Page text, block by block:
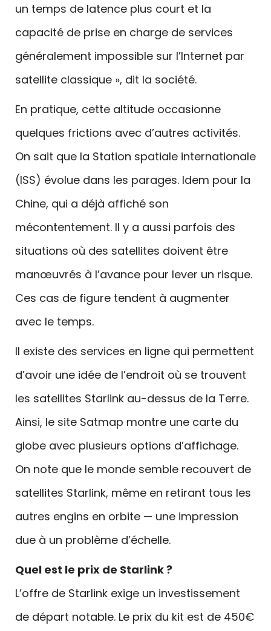
un temps de latence plus court et la
capacité de prise en charge de services
généralement impossible sur l’Internet par
satellite classique », dit la société.
En pratique, cette altitude occasionne
quelques frictions avec d’autres activités.
On sait que la Station spatiale internationale
(ISS) évolue dans les parages. Idem pour la
Chine, qui a déjà affiché son
mécontentement. Il y a aussi parfois des
situations où des satellites doivent être
manœuvrés à l’avance pour lever un risque.
Ces cas de figure tendent à augmenter
avec le temps.
Il existe des services en ligne qui permettent
d’avoir une idée de l’endroit où se trouvent
les satellites Starlink au-dessus de la Terre.
Ainsi, le site Satmap montre une carte du
globe avec plusieurs options d’affichage.
On note que le monde semble recouvert de
satellites Starlink, même en retirant tous les
autres engins en orbite — une impression
due à un problème d’échelle.
Quel est le prix de Starlink ?
L’offre de Starlink exige un investissement
de départ notable. Le prix du kit est de 450€